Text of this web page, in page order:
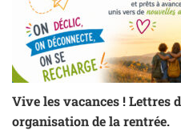
Vive les vacances ! Lettres
organisation de la rentrée.